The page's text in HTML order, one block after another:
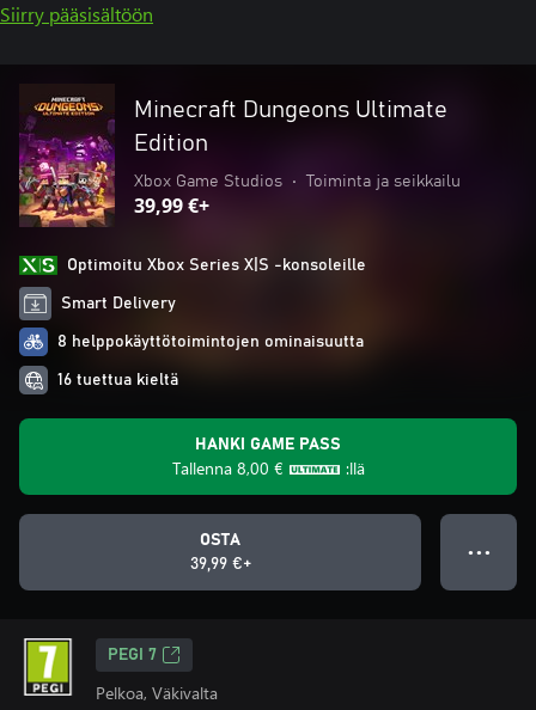
Siirry pääsisältöön
Minecraft Dungeons Ultimate
Edition
Xbox Game Studios • Toiminta ja seikkailu
39,99 €+
Optimoitu Xbox Series X|S -konsoleille
Smart Delivery
8 helppokäyttötoimintojen ominaisuutta
16 tuettua kieltä
HANKI GAME PASS
Tallenna 8,00 € :llä
OSTA
39,99 €+
● ● ●
PEGI 7
Pelkoa, Väkivalta